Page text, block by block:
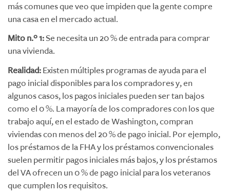
más comunes que veo que impiden que la gente compre
una casa en el mercado actual.
Mito n.º 1:Se necesita un 20 % de entrada para comprar
una vivienda.
Realidad:Existen múltiples programas de ayuda para el
pago inicial disponibles para los compradores y, en
algunos casos, los pagos iniciales pueden ser tan bajos
como el 0 %. La mayoría de los compradores con los que
trabajo aquí, en el estado de Washington, compran
viviendas con menos del 20 % de pago inicial. Por ejemplo,
los préstamos de la FHA y los préstamos convencionales
suelen permitir pagos iniciales más bajos, y los préstamos
del VA ofrecen un 0 % de pago inicial para los veteranos
que cumplen los requisitos.